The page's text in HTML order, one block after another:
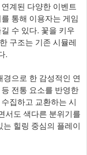
계된 다양한 이벤트
통해 이용자는 게임
수 있다. 꽃을 키우
구조는 기존 시뮬레
.
경으로 한 감성적인 연
전통 요소를 반영한
집하고 교환하는 시
서도 색다른 분위기를
힐링 중심의 플레이